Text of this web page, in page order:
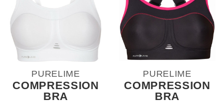
PURELIME
COMPRESSION
BRA
PURELIME
COMPRESSION
BRA